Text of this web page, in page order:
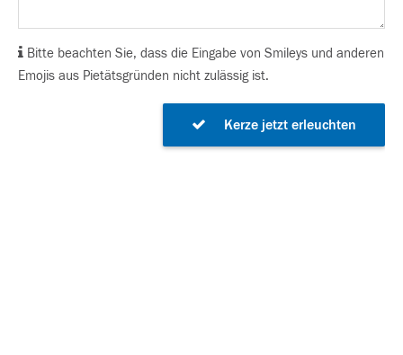
Bitte beachten Sie, dass die Eingabe von Smileys und anderen
Emojis aus Pietätsgründen nicht zulässig ist.
Kerze jetzt erleuchten